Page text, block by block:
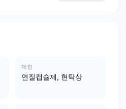
제형
연질캡슐제, 현탁상